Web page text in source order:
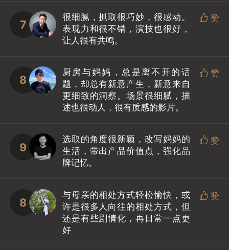
7
很细腻，抓取很巧妙，很感动。
表现力和很不错，演技也很好，
让人很有共鸣。
 赞
8
厨房与妈妈，总是离不开的话
题，却总有新意产生，新意来自
更细致的洞察。场景很细腻，描
述也很动人，很有质感的影片。
 赞
9
选取的角度很新颖，改写妈妈的
生活，带出产品价值点，强化品
牌记忆。
 赞
8
与母亲的相处方式轻松愉快，或
许是很多人向往的相处方式，但
还是有些剧情化，再日常一点更
好
 赞